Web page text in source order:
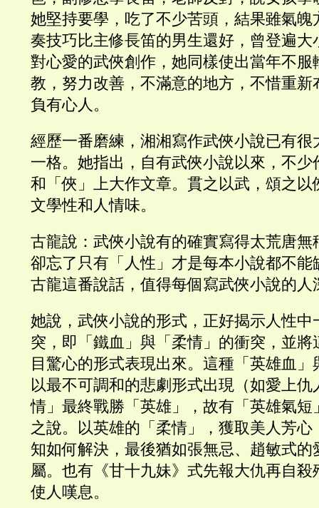
她堅持要學，吃了不少苦頭，結果雖氣魄
奏技巧比主修長笛的男生還好，曾登遍大
對心愛的武俠創作，她同樣使出當年不服
教，努力改善，不滿意的地方，不惜重新
負有心人。
經歷一番磨練，湘湘寫作武俠小說已有很
一格。她指出，自有武俠小說以來，不少
和「俠」上大作文章。貫之以武，頌之以
文學性和人情味。
古龍說：武俠小說有的確實寫得太荒唐無
卻忘了只有「人性」才是每本小說都不能
古龍這番說話，值得每個寫武俠小說的人
她說，武俠小說的形式，正好揭示人性中
突，即「鐵血」與「柔情」的衝突，並將
目驚心的形式表現出來。這種「英雄血
以最不可調和的悲劇形式出現（如愛上仇
情」最終戰勝「英雄」，故有「英雄氣短
之說。以英雄的「柔情」，獲取美人芳心
知如何解決，最後猶如張無忌、趙敏式的
屬。也有《甘十九妹》式先報大仇再自殺
使人嘆息。